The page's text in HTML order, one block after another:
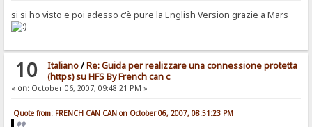
si si ho visto e poi adesso c'è pure la English Version grazie a Mars
10 Italiano/Re: Guida per realizzare una connessione protetta
(https) su HFS By French can c
« on: October 06, 2007, 09:48:21 PM »
Quote from: FRENCH CAN CAN on October 06, 2007, 08:51:23 PM